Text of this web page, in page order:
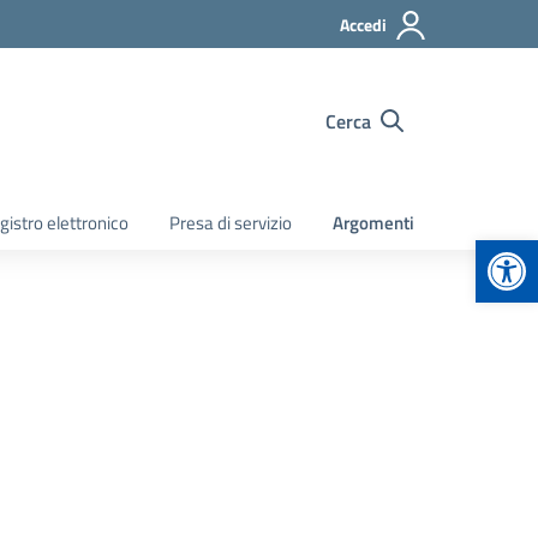
Accedi
Cerca
elettronico Presa di servizio Argomenti